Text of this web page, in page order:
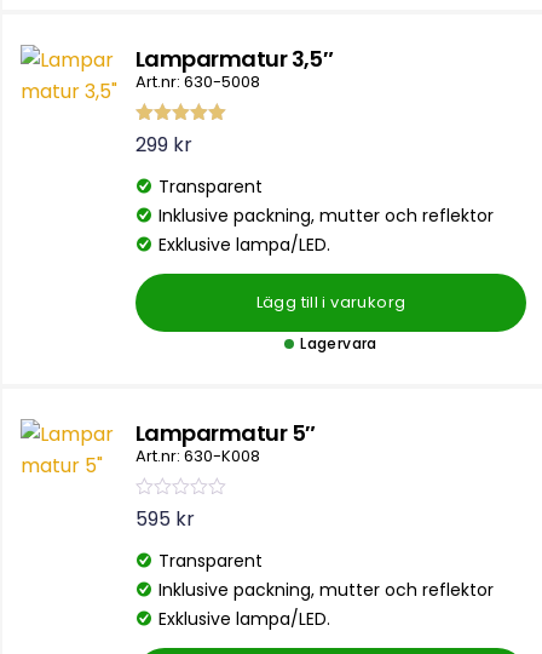
Lamparmatur 3,5″
Art.nr: 630-5008
Betygsatt
5.00av 5
299 kr
Transparent
Inklusive packning, mutter och reflektor
Exklusive lampa/LED.
Lägg till i varukorg
Lagervara
Lamparmatur 5″
Art.nr: 630-K008
B
e
y
g
s
a
t
595 kr
Transparent
Inklusive packning, mutter och reflektor
Exklusive lampa/LED.